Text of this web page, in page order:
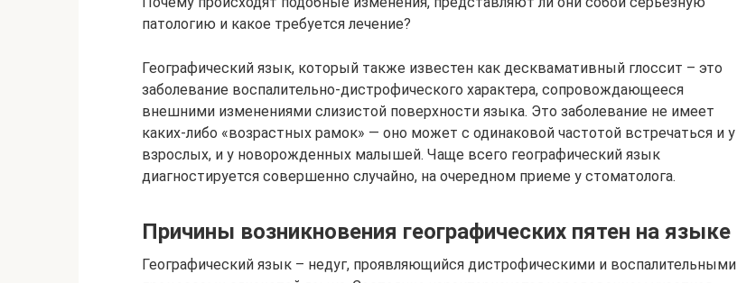
патологию и какое требуется лечение?
Географический язык, который также известен как десквамативный глоссит – это
заболевание воспалительно-дистрофического характера, сопровождающееся
внешними изменениями слизистой поверхности языка. Это заболевание не имеет
каких-либо «возрастных рамок» — оно может с одинаковой частотой встречаться и у
взрослых, и у новорожденных малышей. Чаще всего географический язык
диагностируется совершенно случайно, на очередном приеме у стоматолога.
Причины возникновения географических пятен на языке
Географический язык – недуг, проявляющийся дистрофическими и воспалительными